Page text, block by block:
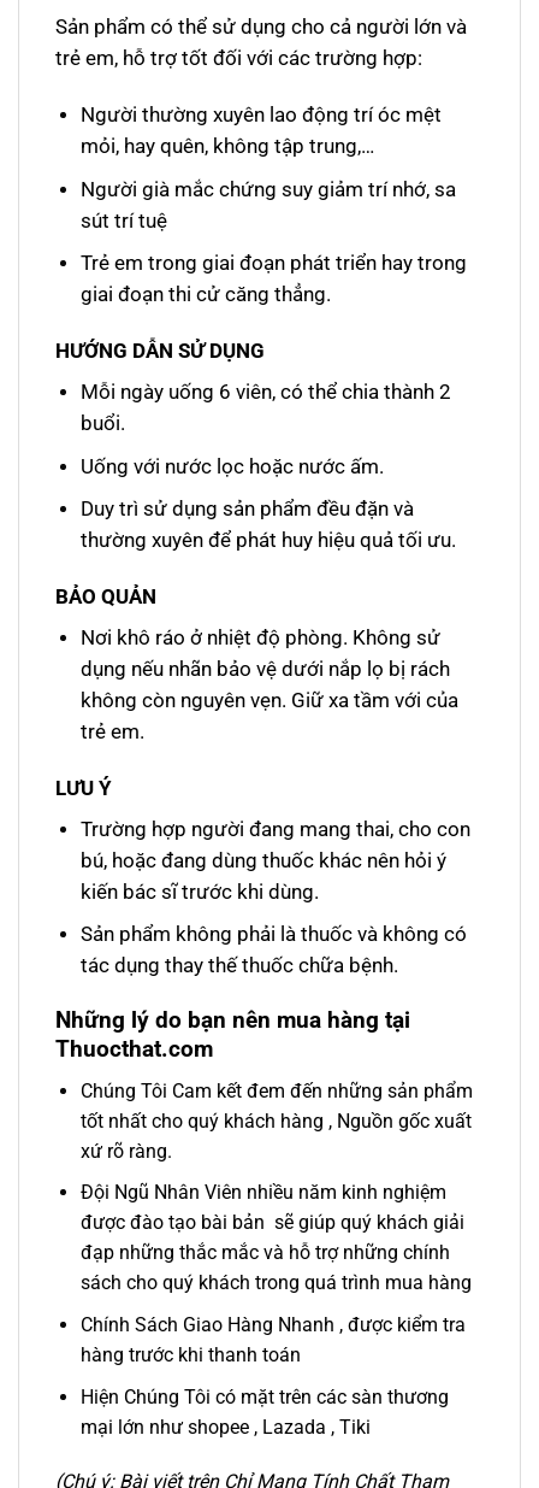
Sản phẩm có thể sử dụng cho cả người lớn và
trẻ em, hỗ trợ tốt đối với các trường hợp:
Người thường xuyên lao động trí óc mệt
mỏi, hay quên, không tập trung,…
Người già mắc chứng suy giảm trí nhớ, sa
sút trí tuệ
Trẻ em trong giai đoạn phát triển hay trong
giai đoạn thi cử căng thẳng.
HƯỚNG DẪN SỬ DỤNG
Mỗi ngày uống 6 viên, có thể chia thành 2
buổi.
Uống với nước lọc hoặc nước ấm.
Duy trì sử dụng sản phẩm đều đặn và
thường xuyên để phát huy hiệu quả tối ưu.
BẢO QUẢN
Nơi khô ráo ở nhiệt độ phòng. Không sử
dụng nếu nhãn bảo vệ dưới nắp lọ bị rách
không còn nguyên vẹn. Giữ xa tầm với của
trẻ em.
LƯU Ý
Trường hợp người đang mang thai, cho con
bú, hoặc đang dùng thuốc khác nên hỏi ý
kiến bác sĩ trước khi dùng.
Sản phẩm không phải là thuốc và không có
tác dụng thay thế thuốc chữa bệnh.
Những lý do bạn nên mua hàng tại
Thuocthat.com
Chúng Tôi Cam kết đem đến những sản phẩm
tốt nhất cho quý khách hàng , Nguồn gốc xuất
xứ rõ ràng.
Đội Ngũ Nhân Viên nhiều năm kinh nghiệm
được đào tạo bài bản sẽ giúp quý khách giải
đạp những thắc mắc và hỗ trợ những chính
sách cho quý khách trong quá trình mua hàng
Chính Sách Giao Hàng Nhanh , được kiểm tra
hàng trước khi thanh toán
Hiện Chúng Tôi có mặt trên các sàn thương
mại lớn như shopee , Lazada , Tiki
(Chú ý: Bài viết trên Chỉ Mang Tính Chất Tham